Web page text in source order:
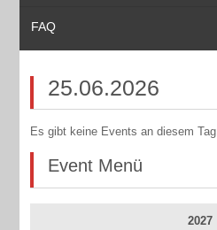
FAQ
25.06.2026
Es gibt keine Events an diesem Tag.
Event Menü
2027